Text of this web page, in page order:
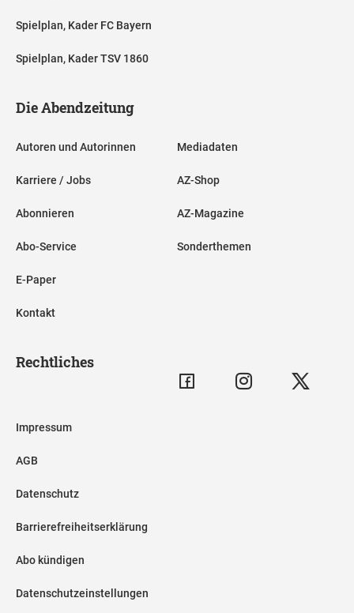
Spielplan, Kader FC Bayern
Spielplan, Kader TSV 1860
Die Abendzeitung
Autoren und Autorinnen
Karriere / Jobs
Abonnieren
Abo-Service
E-Paper
Kontakt
Mediadaten
AZ-Shop
AZ-Magazine
Sonderthemen
Rechtliches
Impressum
AGB
Datenschutz
Barrierefreiheitserklärung
Abo kündigen
Datenschutzeinstellungen